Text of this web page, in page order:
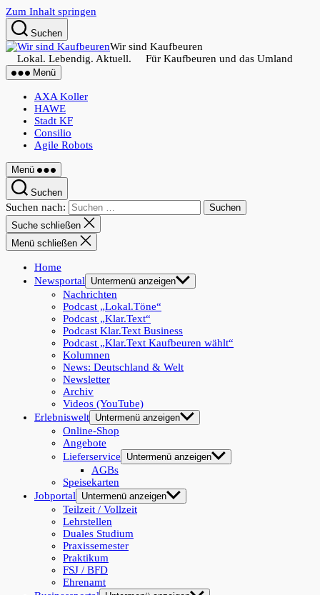
Zum Inhalt springen
Suchen
Wir sind Kaufbeuren
Lokal. Lebendig. Aktuell. Für Kaufbeuren und das Umland
Menü
AXA Koller
HAWE
Stadt KF
Consilio
Agile Robots
Menü
Suchen
Suchen nach:
Suche schließen
Menü schließen
Home
Newsportal
Untermenü anzeigen
Nachrichten
Podcast „Lokal.Töne“
Podcast „Klar.Text“
Podcast Klar.Text Business
Podcast „Klar.Text Kaufbeuren wählt“
Kolumnen
News: Deutschland & Welt
Newsletter
Archiv
Videos (YouTube)
Erlebniswelt Untermenü anzeigen
Online-Shop
Angebote
Lieferservice
Untermenü anzeigen
AGBs
Speisekarten
Jobportal
Untermenü anzeigen
Teilzeit / Vollzeit
Lehrstellen
Duales Studium
Praxissemester
Praktikum
FSJ / BFD
Ehrenamt